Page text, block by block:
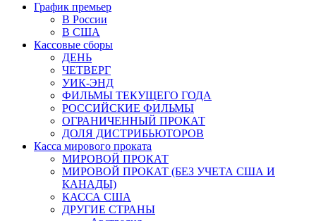
График премьер
В России
В США
Кассовые сборы
ДЕНЬ
ЧЕТВЕРГ
УИК-ЭНД
ФИЛЬМЫ ТЕКУЩЕГО ГОДА
РОССИЙСКИЕ ФИЛЬМЫ
ОГРАНИЧЕННЫЙ ПРОКАТ
ДОЛЯ ДИСТРИБЬЮТОРОВ
Касса мирового проката
МИРОВОЙ ПРОКАТ
МИРОВОЙ ПРОКАТ (БЕЗ УЧЕТА США И
КАНАДЫ)
КАССА США
ДРУГИЕ СТРАНЫ